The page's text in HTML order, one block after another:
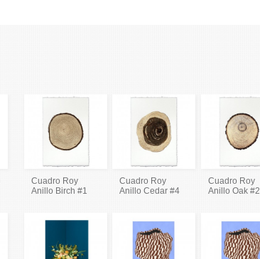
Cuadro Roy
Anillo Birch #1
Cuadro Roy
Anillo Cedar #4
Cuadro Roy
Anillo Oak #2